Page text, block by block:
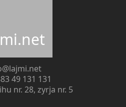
49 131 131
nr. 28, zyrja nr. 5